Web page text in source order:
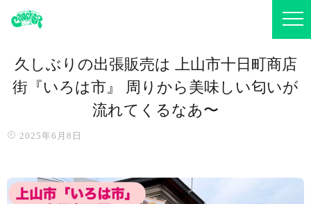
久しぶりの出張販売は 上山市十日町商店
街『いろは市』 周りから美味しい匂いが
流れてくるなあ〜
2025年6月8日